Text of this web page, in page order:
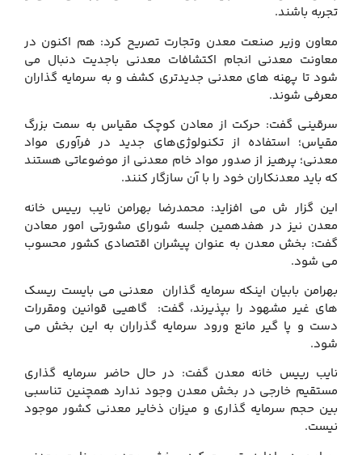
تجربه باشند.
معاون وزیر صنعت معدن وتجارت تصریح کرد: هم اکنون در
معاونت معدنی انجام اکتشافات معدنی باجدیت دنبال می
شود تا پهنه های معدنی جدیدتری کشف و به سرمایه گذاران
معرفی شوند.
سرقینی گفت: حرکت از معادن کوچک مقیاس به سمت بزرگ
مقیاس؛ استفاده از تکنولوژی‌های جدید در فرآوری مواد
معدنی؛ پرهیز از صدور مواد خام معدنی از موضوعاتی هستند
که باید معدنکاران خود را با آن سازگار کنند.
این گزار ش می افزاید: محمدرضا بهرامن نایب رییس خانه
معدن نیز در هفدهمین جلسه شورای مشورتی امور معادن
گفت: بخش معدن به عنوان پیشران اقتصادی کشور محسوب
می شود.
بهرامن بابیان اینکه سرمایه گذاران معدنی می بایست ریسک
های غیر مشهود را بپذیرند، گفت: گاهیی قوانین ومقررات
دست و پا گیر مانع ورود سرمایه گذراران به این بخش می
شود.
نایب رییس خانه معدن گفت: در حال حاضر سرمایه گذاری
مستقیم خارجی در بخش معدن وجود ندارد همچنین تناسبی
بین حجم سرمایه گذاری و میزان ذخایر معدنی کشور موجود
نیست.